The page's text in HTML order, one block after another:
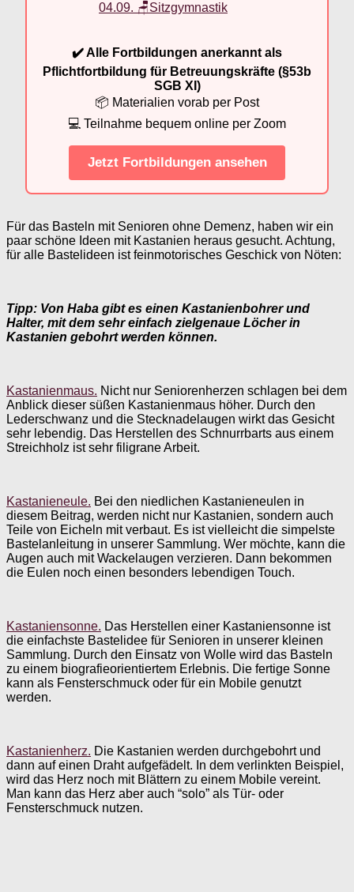
04.09. 🪑Sitzgymnastik
✔️ Alle Fortbildungen anerkannt als
Pflichtfortbildung für Betreuungskräfte (§53b
SGB XI)
📦 Materialien vorab per Post
💻 Teilnahme bequem online per Zoom
Jetzt Fortbildungen ansehen
Für das Basteln mit Senioren ohne Demenz, haben wir ein
paar schöne Ideen mit Kastanien heraus gesucht. Achtung,
für alle Bastelideen ist feinmotorisches Geschick von Nöten:
Tipp: Von Haba gibt es einen Kastanienbohrer und
Halter, mit dem sehr einfach zielgenaue Löcher in
Kastanien gebohrt werden können.
Kastanienmaus. Nicht nur Seniorenherzen schlagen bei dem
Anblick dieser süßen Kastanienmaus höher. Durch den
Lederschwanz und die Stecknadelaugen wirkt das Gesicht
sehr lebendig. Das Herstellen des Schnurrbarts aus einem
Streichholz ist sehr filigrane Arbeit.
Kastanieneule. Bei den niedlichen Kastanieneulen in
diesem Beitrag, werden nicht nur Kastanien, sondern auch
Teile von Eicheln mit verbaut. Es ist vielleicht die simpelste
Bastelanleitung in unserer Sammlung. Wer möchte, kann die
Augen auch mit Wackelaugen verzieren. Dann bekommen
die Eulen noch einen besonders lebendigen Touch.
Kastaniensonne. Das Herstellen einer Kastaniensonne ist
die einfachste Bastelidee für Senioren in unserer kleinen
Sammlung. Durch den Einsatz von Wolle wird das Basteln
zu einem biografieorientiertem Erlebnis. Die fertige Sonne
kann als Fensterschmuck oder für ein Mobile genutzt
werden.
Kastanienherz. Die Kastanien werden durchgebohrt und
dann auf einen Draht aufgefädelt. In dem verlinkten Beispiel,
wird das Herz noch mit Blättern zu einem Mobile vereint.
Man kann das Herz aber auch “solo” als Tür- oder
Fensterschmuck nutzen.